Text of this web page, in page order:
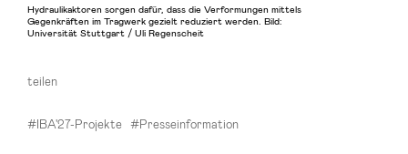
Hydraulikaktoren sorgen dafür, dass die Verformungen mittels
Gegenkräften im Tragwerk gezielt reduziert werden. Bild:
Universität Stuttgart / Uli Regenscheit
teilen
#IBA'27-Projekte #Presseinformation